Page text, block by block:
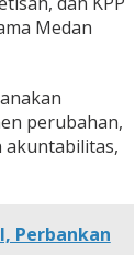
Medan
perubahan,
akuntabilitas,
Perbankan